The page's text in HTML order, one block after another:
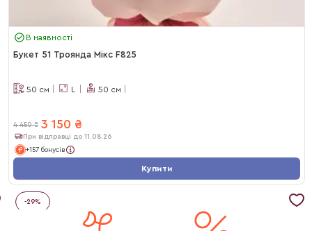
В наявності
Букет 51 Троянда Мікс F825
50 см L 50 см
4 450 ₴ 3 150 ₴
При відправці до 11.08.26
+157 бонусів
Купити
-29%